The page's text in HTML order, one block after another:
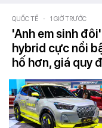
QUỐC TẾ - 1 GIỜ TRƯỚC
'Anh em sinh
hybrid cực nổi
hố hơn, giá quy